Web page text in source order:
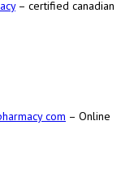
– certified canadian
com – Online